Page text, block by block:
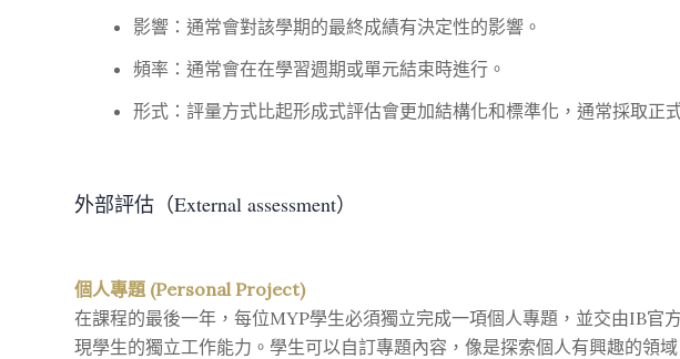
影響：通常會對該學期的最終成績有決定性的影響。
頻率：通常會在在學習週期或單元結束時進行。
形式：評量方式比起形成式評估會更加結構化和標準化，通常採取正
外部評估（External assessment）
個人專題 (Personal Project)
在課程的最後一年，每位MYP學生必須獨立完成一項個人專題，並交由IB
現學生的獨立工作能力。學生可以自訂專題內容，像是探索個人有興趣的領